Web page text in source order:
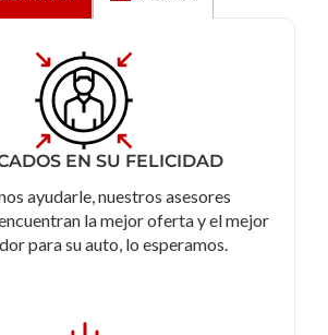
EN SU FELICIDAD
ayudarle, nuestros asesores
la mejor oferta y el mejor
para su auto, lo esperamos.